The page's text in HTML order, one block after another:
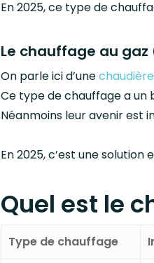
En 2025, ce type de
Le chauffage au
On parle ici d’une
Ce type de chauffage a
Néanmoins leur avenir est
En 2025, c’est une
Quel est le
Type de chauffage